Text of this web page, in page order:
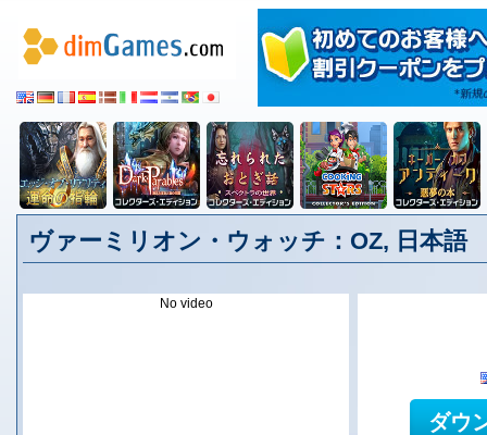
ヴァーミリオン・ウォッチ：OZ, 日本語
No video
ダウ